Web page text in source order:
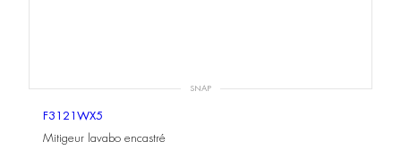
SNAP
F3121WX5
Mitigeur lavabo encastré